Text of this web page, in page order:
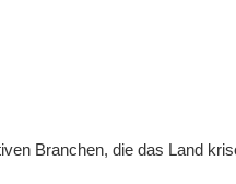
Branchen, die das Land